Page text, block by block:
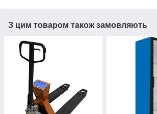
З цим товаром також замовляють